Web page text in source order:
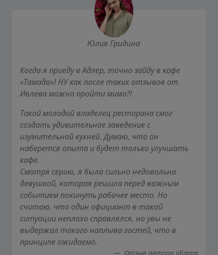
Юлия Гридина
Когда я приеду в Адлер, точно зайду в кафе
«Тамада»! НУ как после таких отзывов от
Ивлева можно пройти мимо?!
Такой молодой владелец ресторана смог
создать удивительное заведение с
изумительной кухней. Думаю, что он
наберется опыта и будет только улучшать
кафе.
Смотря серию, я была сильно недовольна
девушкой, которая решила перед важным
событием покинуть рабочее место. Но
считаю, что один официант в такой
ситуации неплохо справлялся, но увы не
выдержал такого наплыва гостей, что в
принципе ожидаемо.
Отзыв автора обзора